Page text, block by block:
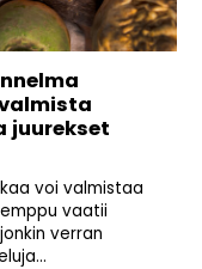
juurekset
voi valmistaa
vaatii
verran